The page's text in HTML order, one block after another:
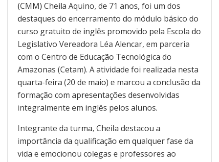
(CMM) Cheila Aquino, de 71 anos, foi um dos
destaques do encerramento do módulo básico do
curso gratuito de inglês promovido pela Escola do
Legislativo Vereadora Léa Alencar, em parceria
com o Centro de Educação Tecnológica do
Amazonas (Cetam). A atividade foi realizada nesta
quarta-feira (20 de maio) e marcou a conclusão da
formação com apresentações desenvolvidas
integralmente em inglês pelos alunos.
Integrante da turma, Cheila destacou a
importância da qualificação em qualquer fase da
vida e emocionou colegas e professores ao